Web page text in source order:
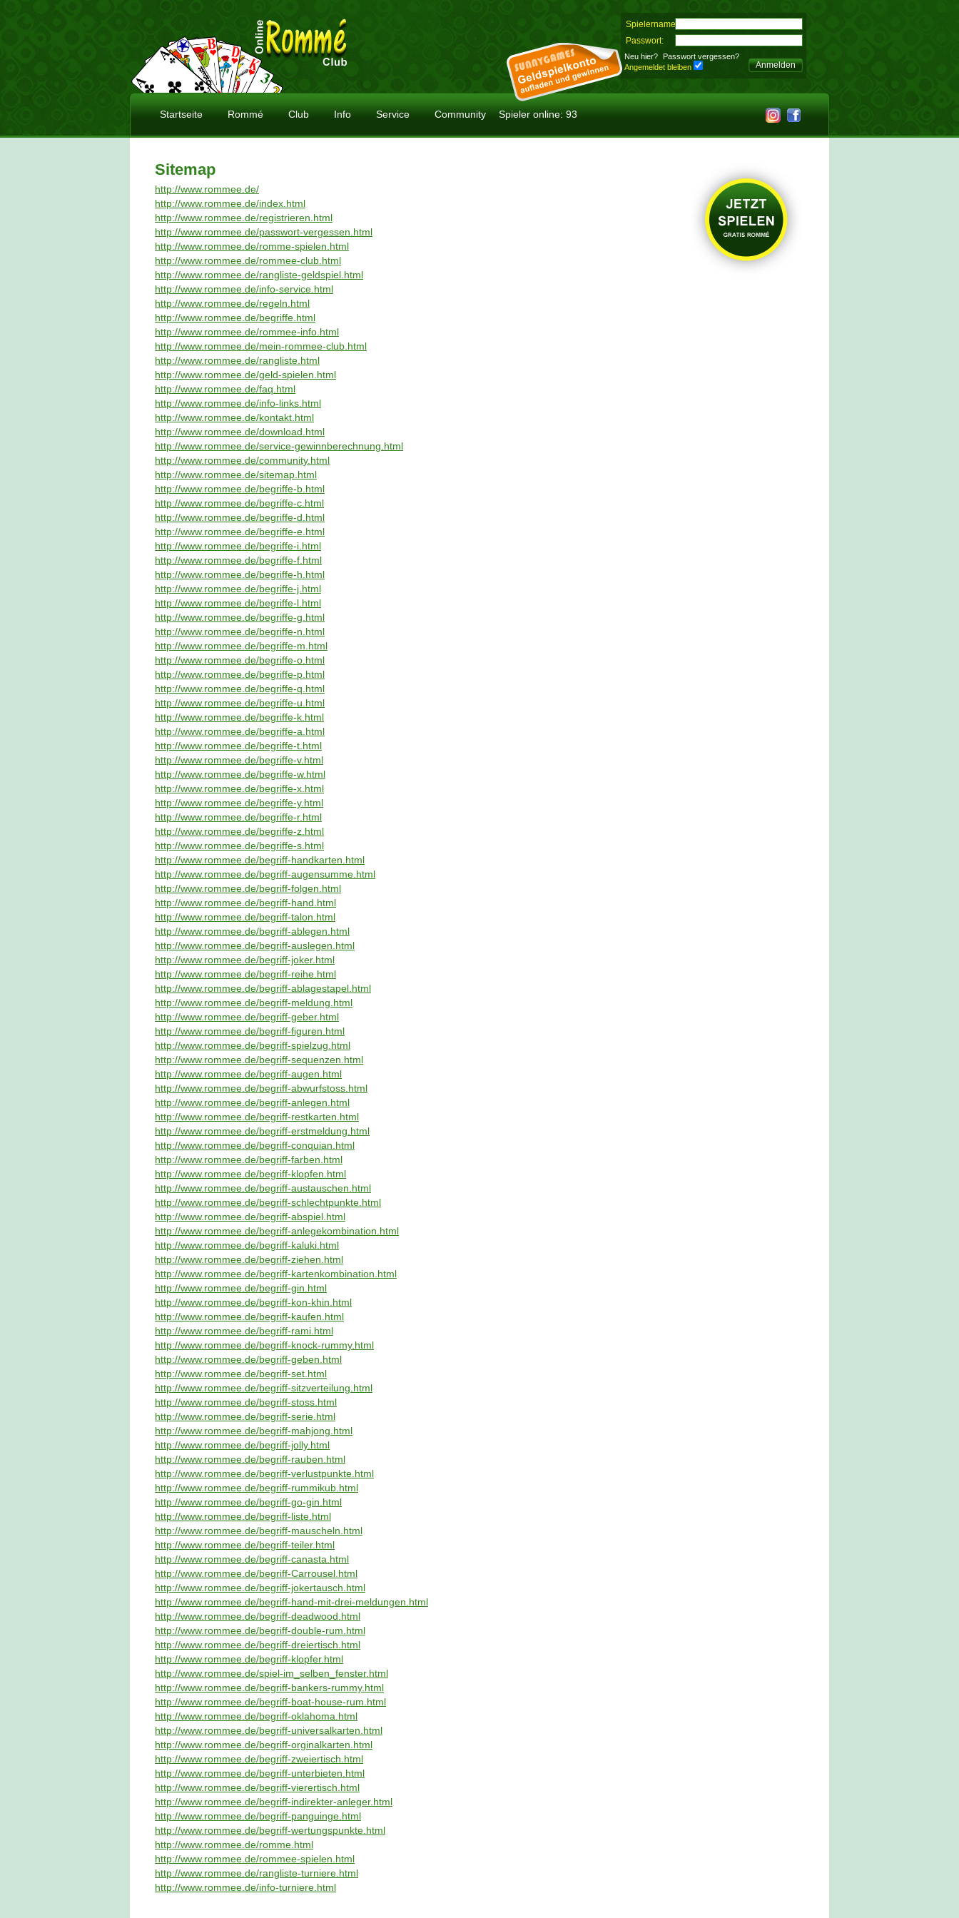
Spieler online: 93
Spielername:
Passwort:
Neu hier? Passwort vergessen?
Angemeldet bleiben
Anmelden
Startseite Rommé Club Info Service Community
Sitemap
http://www.rommee.de/
http://www.rommee.de/index.html
http://www.rommee.de/registrieren.html
http://www.rommee.de/passwort-vergessen.html
http://www.rommee.de/romme-spielen.html
http://www.rommee.de/rommee-club.html
http://www.rommee.de/rangliste-geldspiel.html
http://www.rommee.de/info-service.html
http://www.rommee.de/regeln.html
http://www.rommee.de/begriffe.html
http://www.rommee.de/rommee-info.html
http://www.rommee.de/mein-rommee-club.html
http://www.rommee.de/rangliste.html
http://www.rommee.de/geld-spielen.html
http://www.rommee.de/faq.html
http://www.rommee.de/info-links.html
http://www.rommee.de/kontakt.html
http://www.rommee.de/download.html
http://www.rommee.de/service-gewinnberechnung.html
http://www.rommee.de/community.html
http://www.rommee.de/sitemap.html
http://www.rommee.de/begriffe-b.html
http://www.rommee.de/begriffe-c.html
http://www.rommee.de/begriffe-d.html
http://www.rommee.de/begriffe-e.html
http://www.rommee.de/begriffe-i.html
http://www.rommee.de/begriffe-f.html
http://www.rommee.de/begriffe-h.html
http://www.rommee.de/begriffe-j.html
http://www.rommee.de/begriffe-l.html
http://www.rommee.de/begriffe-g.html
http://www.rommee.de/begriffe-n.html
http://www.rommee.de/begriffe-m.html
http://www.rommee.de/begriffe-o.html
http://www.rommee.de/begriffe-p.html
http://www.rommee.de/begriffe-q.html
http://www.rommee.de/begriffe-u.html
http://www.rommee.de/begriffe-k.html
http://www.rommee.de/begriffe-a.html
http://www.rommee.de/begriffe-t.html
http://www.rommee.de/begriffe-v.html
http://www.rommee.de/begriffe-w.html
http://www.rommee.de/begriffe-x.html
http://www.rommee.de/begriffe-y.html
http://www.rommee.de/begriffe-r.html
http://www.rommee.de/begriffe-z.html
http://www.rommee.de/begriffe-s.html
http://www.rommee.de/begriff-handkarten.html
http://www.rommee.de/begriff-augensumme.html
http://www.rommee.de/begriff-folgen.html
http://www.rommee.de/begriff-hand.html
http://www.rommee.de/begriff-talon.html
http://www.rommee.de/begriff-ablegen.html
http://www.rommee.de/begriff-auslegen.html
http://www.rommee.de/begriff-joker.html
http://www.rommee.de/begriff-reihe.html
http://www.rommee.de/begriff-ablagestapel.html
http://www.rommee.de/begriff-meldung.html
http://www.rommee.de/begriff-geber.html
http://www.rommee.de/begriff-figuren.html
http://www.rommee.de/begriff-spielzug.html
http://www.rommee.de/begriff-sequenzen.html
http://www.rommee.de/begriff-augen.html
http://www.rommee.de/begriff-abwurfstoss.html
http://www.rommee.de/begriff-anlegen.html
http://www.rommee.de/begriff-restkarten.html
http://www.rommee.de/begriff-erstmeldung.html
http://www.rommee.de/begriff-conquian.html
http://www.rommee.de/begriff-farben.html
http://www.rommee.de/begriff-klopfen.html
http://www.rommee.de/begriff-austauschen.html
http://www.rommee.de/begriff-schlechtpunkte.html
http://www.rommee.de/begriff-abspiel.html
http://www.rommee.de/begriff-anlegekombination.html
http://www.rommee.de/begriff-kaluki.html
http://www.rommee.de/begriff-ziehen.html
http://www.rommee.de/begriff-kartenkombination.html
http://www.rommee.de/begriff-gin.html
http://www.rommee.de/begriff-kon-khin.html
http://www.rommee.de/begriff-kaufen.html
http://www.rommee.de/begriff-rami.html
http://www.rommee.de/begriff-knock-rummy.html
http://www.rommee.de/begriff-geben.html
http://www.rommee.de/begriff-set.html
http://www.rommee.de/begriff-sitzverteilung.html
http://www.rommee.de/begriff-stoss.html
http://www.rommee.de/begriff-serie.html
http://www.rommee.de/begriff-mahjong.html
http://www.rommee.de/begriff-jolly.html
http://www.rommee.de/begriff-rauben.html
http://www.rommee.de/begriff-verlustpunkte.html
http://www.rommee.de/begriff-rummikub.html
http://www.rommee.de/begriff-go-gin.html
http://www.rommee.de/begriff-liste.html
http://www.rommee.de/begriff-mauscheln.html
http://www.rommee.de/begriff-teiler.html
http://www.rommee.de/begriff-canasta.html
http://www.rommee.de/begriff-Carrousel.html
http://www.rommee.de/begriff-jokertausch.html
http://www.rommee.de/begriff-hand-mit-drei-meldungen.html
http://www.rommee.de/begriff-deadwood.html
http://www.rommee.de/begriff-double-rum.html
http://www.rommee.de/begriff-dreiertisch.html
http://www.rommee.de/begriff-klopfer.html
http://www.rommee.de/spiel-im_selben_fenster.html
http://www.rommee.de/begriff-bankers-rummy.html
http://www.rommee.de/begriff-boat-house-rum.html
http://www.rommee.de/begriff-oklahoma.html
http://www.rommee.de/begriff-universalkarten.html
http://www.rommee.de/begriff-orginalkarten.html
http://www.rommee.de/begriff-zweiertisch.html
http://www.rommee.de/begriff-unterbieten.html
http://www.rommee.de/begriff-vierertisch.html
http://www.rommee.de/begriff-indirekter-anleger.html
http://www.rommee.de/begriff-panguinge.html
http://www.rommee.de/begriff-wertungspunkte.html
http://www.rommee.de/romme.html
http://www.rommee.de/rommee-spielen.html
http://www.rommee.de/rangliste-turniere.html
http://www.rommee.de/info-turniere.html